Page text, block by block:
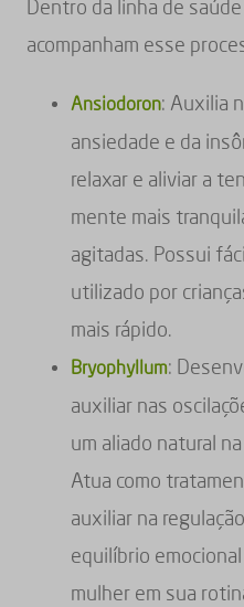
Dentro da linha de
acompanham esse
Ansiodoron: Auxilia
ansiedade e da
relaxar e aliviar a
mente mais
agitadas. Possui
utilizado por
mais rápido.
Bryophyllum:
auxiliar nas
um aliado natural
Atua como
auxiliar na
equilíbrio
mulher em sua